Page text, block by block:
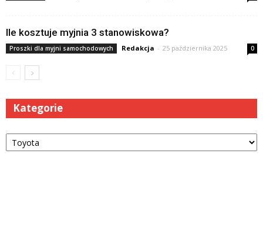
Ile kosztuje myjnia 3 stanowiskowa?
Proszki dla myjni samochodowych Redakcja - 25 października 2025 0
Kategorie
Kategorie